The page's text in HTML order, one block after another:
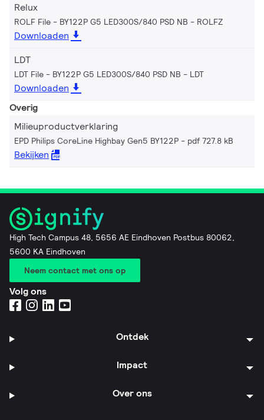
Relux
ROLF File - BY122P G5 LED300S/840 PSD NB ROLFZ
Downloaden
LDT
LDT File - BY122P G5 LED300S/840 PSD NB LDT
Downloaden
Overig
Milieuproductverklaring
EPD Philips CoreLine Highbay Gen5 BY122P pdf 727.8 kB
Bekijken
High Tech Campus 48, 5656 AE Eindhoven Postbus 80062,
5600 KA Eindhoven
Neem contact met ons op
Volg ons
Ontdek
Impact
Over ons